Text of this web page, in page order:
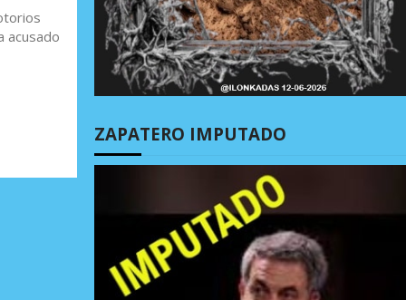
acusado
ZAPATERO IMPUTADO